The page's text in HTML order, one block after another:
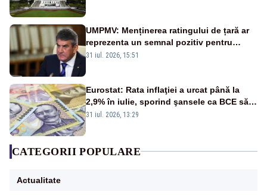
UMPMV: Menținerea ratingului de țară ar
reprezenta un semnal pozitiv pentru
România. Autoritățile trebuie să continue
31 iul. 2026, 15:51
Eurostat: Rata inflaţiei a urcat până la
2,9% în iulie, sporind şansele ca BCE să
majoreze dobânda
31 iul. 2026, 13:29
CATEGORII POPULARE
Actualitate